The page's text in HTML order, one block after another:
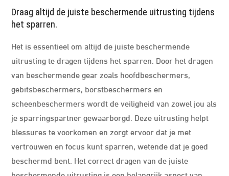
Draag altijd de juiste beschermende uitrusting tijdens
het sparren.
Het is essentieel om altijd de juiste beschermende
uitrusting te dragen tijdens het sparren. Door het dragen
van beschermende gear zoals hoofdbeschermers,
gebitsbeschermers, borstbeschermers en
scheenbeschermers wordt de veiligheid van zowel jou als
je sparringspartner gewaarborgd. Deze uitrusting helpt
blessures te voorkomen en zorgt ervoor dat je met
vertrouwen en focus kunt sparren, wetende dat je goed
beschermd bent. Het correct dragen van de juiste